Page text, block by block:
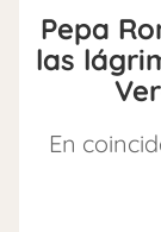
Pepa
las
En